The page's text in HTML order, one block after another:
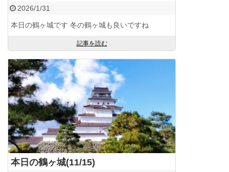
2026/1/31
本日の鶴ヶ城です 冬の鶴ヶ城も良いですね
記事を読む
本日の鶴ヶ城(11/15)